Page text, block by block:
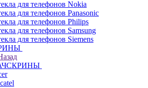
для телефонов Nokia
для телефонов Panasonic
для телефонов Philips
для телефонов Samsung
для телефонов Siemens